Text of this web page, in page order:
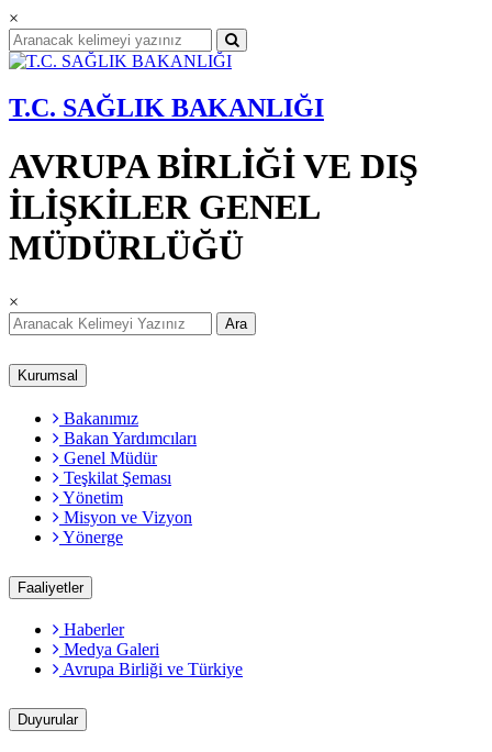
×
T.C. SAĞLIK BAKANLIĞI
AVRUPA BİRLİĞİ VE DIŞ
İLİŞKİLER GENEL
MÜDÜRLÜĞÜ
×
Ara
Kurumsal
Bakanımız
Bakan Yardımcıları
Genel Müdür
Teşkilat Şeması
Yönetim
Misyon ve Vizyon
Yönerge
Faaliyetler
Haberler
Medya Galeri
Avrupa Birliği ve Türkiye
Duyurular